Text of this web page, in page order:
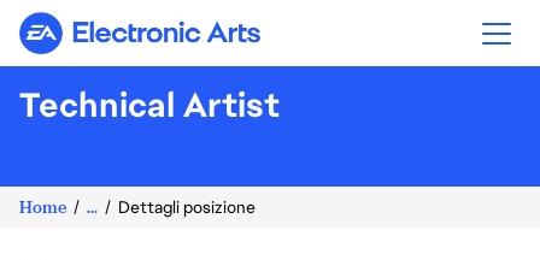
Electronic Arts
Technical Artist
Home ... Dettagli posizione